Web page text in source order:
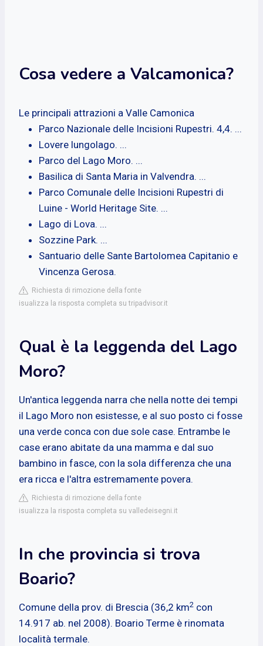
Cosa vedere a Valcamonica?
Le principali attrazioni a Valle Camonica
Parco Nazionale delle Incisioni Rupestri. 4,4. ...
Lovere lungolago. ...
Parco del Lago Moro. ...
Basilica di Santa Maria in Valvendra. ...
Parco Comunale delle Incisioni Rupestri di
Luine - World Heritage Site. ...
Lago di Lova. ...
Sozzine Park. ...
Santuario delle Sante Bartolomea Capitanio e
Vincenza Gerosa.
Richiesta di rimozione della fonte
isualizza la risposta completa su tripadvisor.it
Qual è la leggenda del Lago
Moro?
Un'antica leggenda narra che nella notte dei tempi
il Lago Moro non esistesse, e al suo posto ci fosse
una verde conca con due sole case. Entrambe le
case erano abitate da una mamma e dal suo
bambino in fasce, con la sola differenza che una
era ricca e l'altra estremamente povera.
Richiesta di rimozione della fonte
isualizza la risposta completa su valledeisegni.it
In che provincia si trova
Boario?
Comune della prov. di Brescia (36,2 km2 con
14.917 ab. nel 2008). Boario Terme è rinomata
località termale.